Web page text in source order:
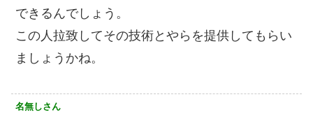
できるんでしょう。
この人拉致してその技術とやらを提供してもらい
ましょうかね。
名無しさん